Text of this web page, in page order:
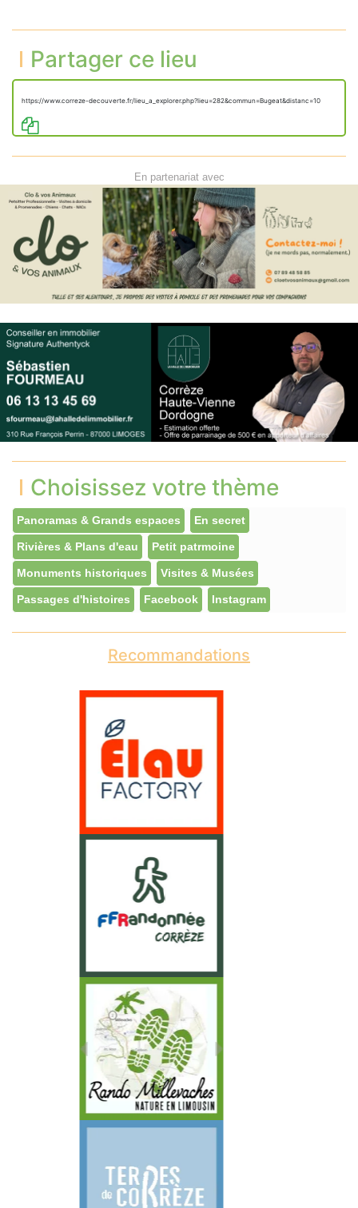
Partager ce lieu
https://www.correze-decouverte.fr/lieu_a_explorer.php?lieu=282&commun=Bugeat&distanc=10
En partenariat avec
Choisissez votre thème
Panoramas & Grands espaces En secret
Rivières & Plans d'eau Petit patrmoine
Monuments historiques Visites & Musées
Passages d'histoires Facebook Instagram
Recommandations